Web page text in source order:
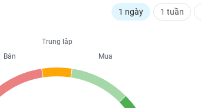
1 ngày 1 tuần
Trung lập
Mua
Bán